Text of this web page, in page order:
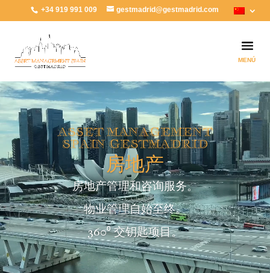
+34 919 991 009 gestmadrid@gestmadrid.com
ASSET MANAGEMENT
SPAIN GESTMADRID
房地产
房地产管理和咨询服务。
物业管理自始至终。
360⁰ 交钥匙项目。
视
频
播
放
器